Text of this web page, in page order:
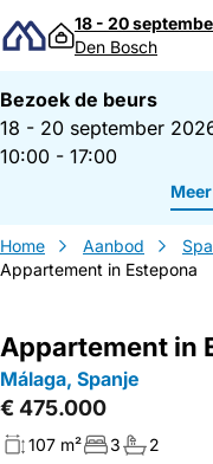
Direct naar
18 - 20
Den Bosch
Bezoek de beurs
18 - 20 september
10:00 - 17:00
Home Aanbod
Appartement in Estepona
Appartement in
Málaga, Spanje
€ 475.000
107 m² 3 2